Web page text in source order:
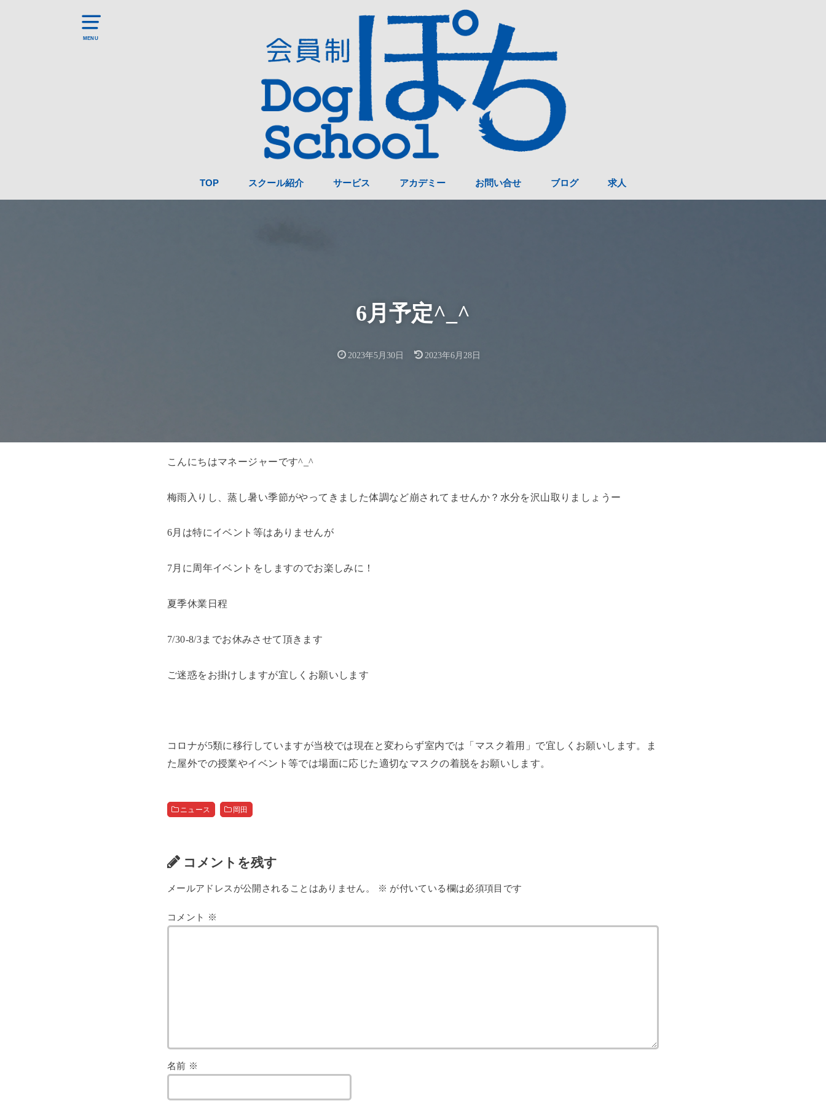
MENU
TOP スクール紹介 サービス アカデミー お問い合せ ブログ 求人
6月予定^_^
2023年5月30日 2023年6月28日
こんにちはマネージャーです^_^
梅雨入りし、蒸し暑い季節がやってきました体調など崩されてませんか？ 水分を沢山取りましょうー
6月は特にイベント等はありませんが
7月に周年イベントをしますのでお楽しみに！
夏季休業日程
7/30-8/3までお休みさせて頂きます
ご迷惑をお掛けしますが宜しくお願いします
コロナが5類に移行していますが当校では現在と変わらず室内では「マスク着用」で宜しくお願いします。
ま
た屋外での授業やイベント等では場面に応じた適切なマスクの着脱をお願いします。
ニュース 岡田
コメントを残す
メールアドレスが公開されることはありません。 ※ が付いている欄は必須項目です
コメント ※
名前 ※